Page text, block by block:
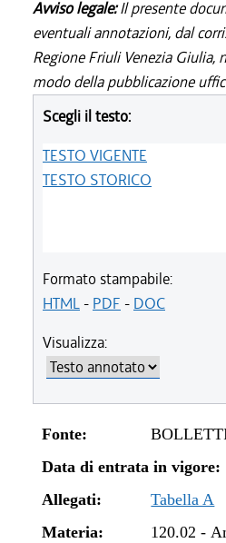
Avviso legale:Il presente
eventuali annotazioni, dal
Regione Friuli Venezia
modo della pubblicazione
Scegli il testo:
TESTO VIGENTE
TESTO STORICO
Formato stampabile:
HTML- PDF - DOC
Visualizza:
Fonte:
Data di entrata in vigore:
Allegati:
Tabella A
Materia:
120.02 -